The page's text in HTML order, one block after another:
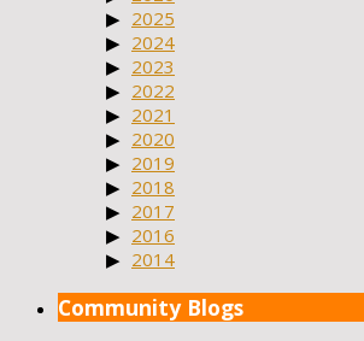
2025
2024
2023
2022
2021
2020
2019
2018
2017
2016
2014
Community Blogs